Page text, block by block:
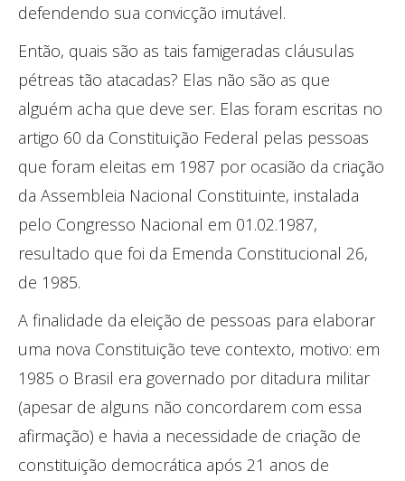
defendendo sua convicção imutável.
Então, quais são as tais famigeradas cláusulas
pétreas tão atacadas? Elas não são as que
alguém acha que deve ser. Elas foram escritas no
artigo 60 da Constituição Federal pelas pessoas
que foram eleitas em 1987 por ocasião da criação
da Assembleia Nacional Constituinte, instalada
pelo Congresso Nacional em 01.02.1987,
resultado que foi da Emenda Constitucional 26,
de 1985.
A finalidade da eleição de pessoas para elaborar
uma nova Constituição teve contexto, motivo: em
1985 o Brasil era governado por ditadura militar
(apesar de alguns não concordarem com essa
afirmação) e havia a necessidade de criação de
constituição democrática após 21 anos de